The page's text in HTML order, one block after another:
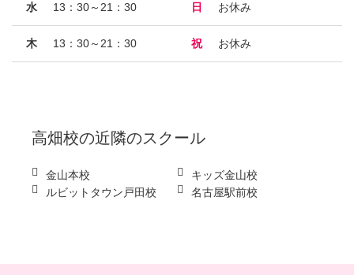
水 13：30～21：30
木 13：30～21：30
日 お休み
祝 お休み
高畑校の近隣のスクール
金山本校
キッズ金山校
ルビットタウン戸田校
名古屋駅前校